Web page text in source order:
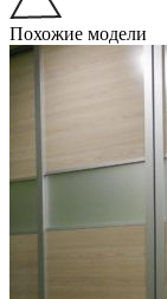
Похожие модели